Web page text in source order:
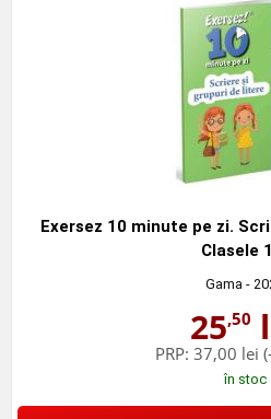
Exersez 10 minute pe zi.
Clasele
Gama -
25,50
PRP: 37,00 lei
în stoc